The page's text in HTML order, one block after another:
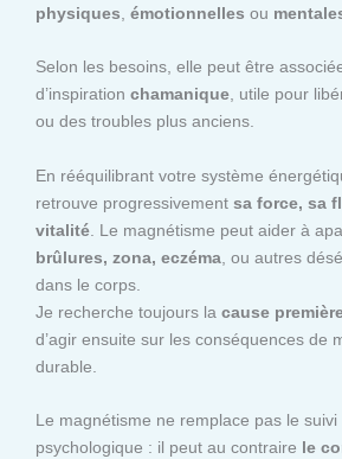
physiques émotionnelles ou
Selon les besoins, elle peut être
d’inspiration chamanique, utile pour
ou des troubles plus anciens.
En rééquilibrant votre système
retrouve progressivement sa force, sa
vitalité . Le magnétisme peut aider à
brûlures, zona, eczéma , ou autres
dans le corps.
Je recherche toujours la cause
d’agir ensuite sur les conséquences de
durable.
Le magnétisme ne remplace pas le suivi
psychologique : il peut au contraire le